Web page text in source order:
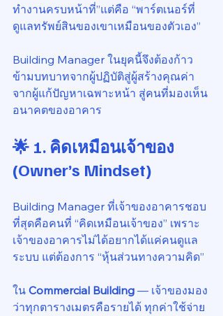
ทำงานครบหน้าที่”แต่คือ “พาร์ตเนอร์ที่
ดูแลทรัพย์สินของเขาเหมือนของตัวเอง”
Building Manager ในยุคนี้จึงต้องก้าว
ข้ามบทบาทจากผู้ปฏิบัติสู่ผู้สร้างคุณค่า
จากผู้แก้ปัญหาเฉพาะหน้า สู่คนที่มองเห็น
อนาคตของอาคาร
🌟 1. คิดเหมือนเจ้าของ
(Owner’s Mindset)
Building Manager ที่เจ้าของอาคารชอบ
ที่สุดคือคนที่ “คิดเหมือนเจ้าของ” เพราะ
เจ้าของอาคารไม่ได้อยากได้แค่คนดูแล
ระบบ แต่ต้องการ “หุ้นส่วนทางความคิด”
ใน Commercial Building — เจ้าของมอง
ว่าทุกตารางเมตรคือรายได้ ทุกค่าใช้จ่าย